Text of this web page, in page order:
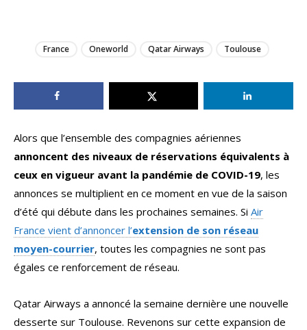
France Oneworld Qatar Airways Toulouse
Alors que l’ensemble des compagnies aériennes
annoncent des niveaux de réservations équivalents à
ceux en vigueur avant la pandémie de COVID-19, les
annonces se multiplient en ce moment en vue de la saison
d’été qui débute dans les prochaines semaines. Si Air
France vient d’annoncer l’extension de son réseau
moyen-courrier, toutes les compagnies ne sont pas
égales ce renforcement de réseau.
Qatar Airways a annoncé la semaine dernière une nouvelle
desserte sur Toulouse. Revenons sur cette expansion de